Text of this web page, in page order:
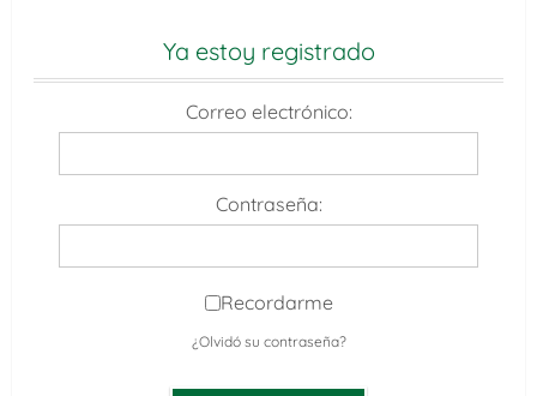
Ya estoy registrado
Correo electrónico:
Contraseña:
Recordarme
¿Olvidó su contraseña?